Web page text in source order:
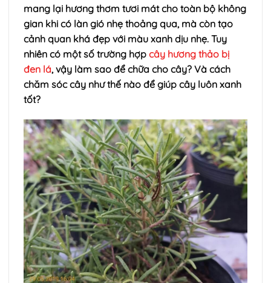
mang lại hương thơm tươi mát cho toàn bộ không
gian khi có làn gió nhẹ thoảng qua, mà còn tạo
cảnh quan khá đẹp với màu xanh dịu nhẹ. Tuy
nhiên có một số trường hợp cây hương thảo bị
đen lá, vậy làm sao để chữa cho cây? Và cách
chăm sóc cây như thế nào để giúp cây luôn xanh
tốt?